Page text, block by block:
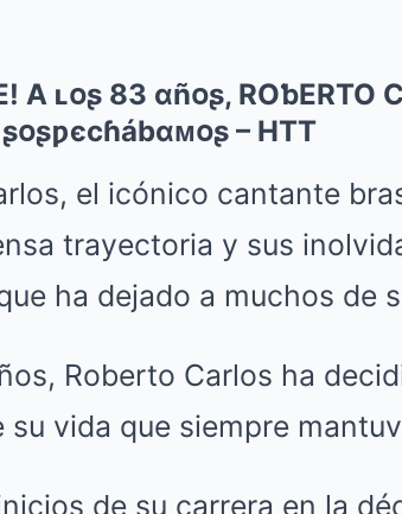
A ʟօʂ 83 αñօʂ, ROƅERTO
– HTT
el icónico cantante
trayectoria y sus
ha dejado a muchos de
Roberto Carlos ha
su vida que siempre
de su carrera en la